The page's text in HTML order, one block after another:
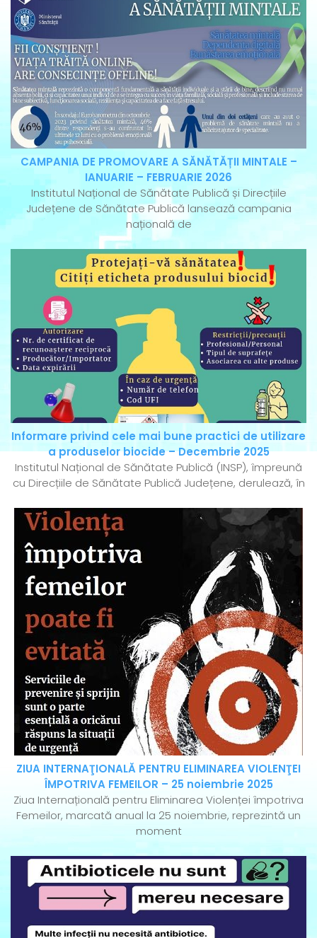
CAMPANIA DE PROMOVARE A SĂNĂTĂȚII MINTALE –
IANUARIE – FEBRUARIE 2026
Institutul Național de Sănătate Publică și Direcțiile
Județene de Sănătate Publică lansează campania
națională de
Informare privind cele mai bune practici de utilizare
a produselor biocide – Decembrie 2025
Institutul Național de Sănătate Publică (INSP), împreună
cu Direcțiile de Sănătate Publică Județene, derulează, în
ZIUA INTERNAŢIONALĂ PENTRU ELIMINAREA VIOLENŢEI
ÎMPOTRIVA FEMEILOR – 25 noiembrie 2025
Ziua Internațională pentru Eliminarea Violenței împotriva
Femeilor, marcată anual la 25 noiembrie, reprezintă un
moment